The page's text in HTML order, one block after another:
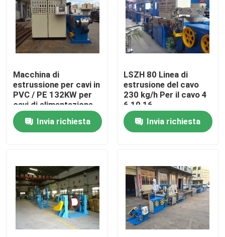
Video
Su di noi
Visita alla fabbrica
Controllo della qualità
Chiedi un preventivo
Macchine per estrusore di cavi
Macchine per estrusore di filo
Macchina di
estrussione per cavi in
PVC / PE 132KW per
cavi di alimentazione
4*120
Invia richiesta
LSZH 80 Linea di
estrusione del cavo
230 kg/h Per il cavo 4
6 10 16
Invia richiesta